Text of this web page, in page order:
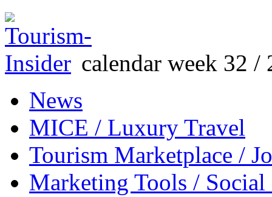
calendar week 32 /
News
MICE / Luxury Travel
Tourism Marketplace /
Marketing Tools /